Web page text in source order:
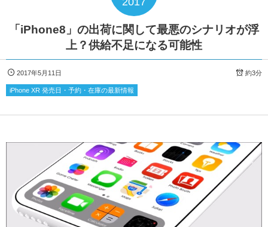
「iPhone8」の出荷に関して最悪のシナリオが浮
上？供給不足になる可能性
2017年5月11日 約3分
iPhone XR 発売日・予約・在庫の最新情報